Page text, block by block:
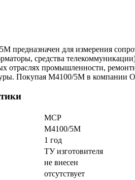
для измерения
средства
отраслях промышленности,
Покупая М4100/5М в компании
MCP
М4100/5М
1 год
ТУ изготовителя
не внесен
отсутствует